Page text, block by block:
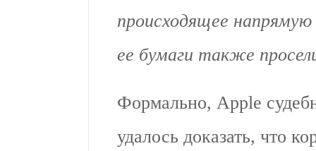
происходящее
ее бумаги также
Формально, Apple
удалось доказать, что